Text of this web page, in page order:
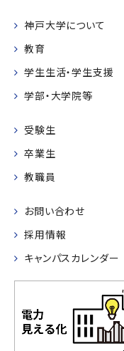
神戸大学について
教育
学生生活・学生支援
学部・大学院等
受験生
卒業生
教職員
お問い合わせ
採用情報
キャンパスカレンダー